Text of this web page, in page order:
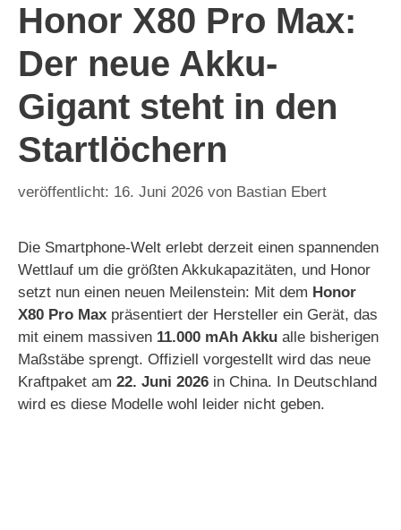
Honor X80 Pro Max:
Der neue Akku-
Gigant steht in den
Startlöchern
16. Juni 2026 von Bastian Ebert
Die Smartphone-Welt erlebt derzeit einen spannenden
Wettlauf um die größten Akkukapazitäten, und Honor
setzt nun einen neuen Meilenstein: Mit dem Honor
X80 Pro Max präsentiert der Hersteller ein Gerät, das
mit einem massiven 11.000 mAh Akku alle bisherigen
Maßstäbe sprengt. Offiziell vorgestellt wird das neue
Kraftpaket am 22. Juni 2026 in China. In Deutschland
wird es diese Modelle wohl leider nicht geben.